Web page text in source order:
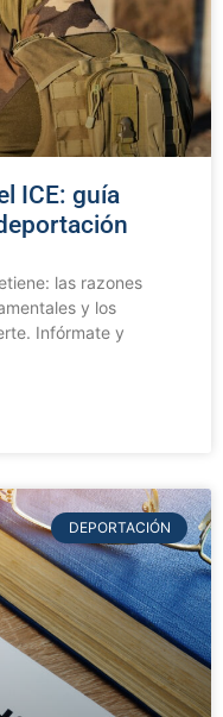
ICE: guía
las razones
y los
Infórmate y
DEPORTACIÓN